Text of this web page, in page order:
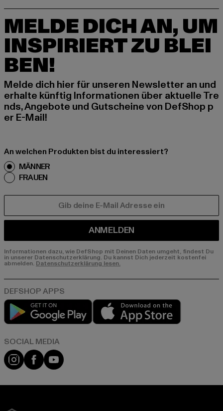
MELDE DICH AN, UM
INSPIRIERT ZU BLEI
BEN!
Melde dich hier für unseren Newsletter an und
erhalte künftig Informationen über aktuelle Tre
nds, Angebote und Gutscheine von DefShop p
er E-Mail!
An welchen Produkten bist du interessiert?
MÄNNER
FRAUEN
ANMELDEN
Informationen dazu, wie DefShop mit Deinen Daten umgeht, findest Du
in unserer Datenschutzerklärung. Du kannst Dich jederzeit kostenfei
abmelden. Datenschutzerklärung lesen.
Play market
Instagram
FacebookYouTube